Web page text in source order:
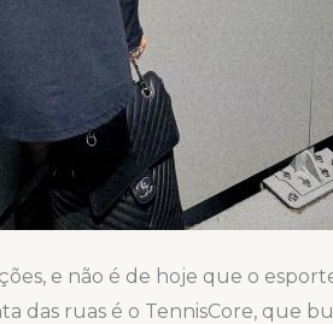
e não é de hoje que o
das ruas é o TennisCore, que